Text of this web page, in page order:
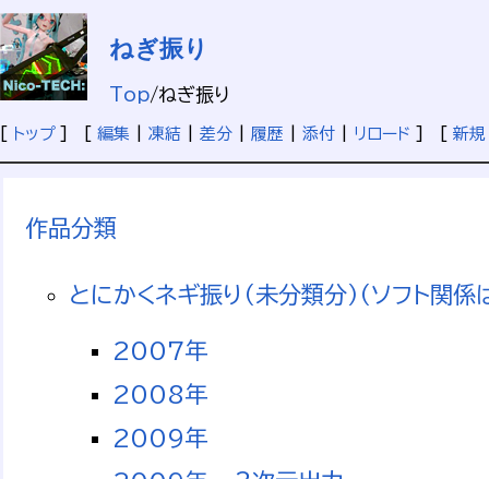
ねぎ振り
Top/ねぎ振り
トップ] [ 編集 凍結 差分 履歴 添付 リロード 新規
作品分類
とにかくネギ振り（未分類分）（ソフト関
2007年
2008年
2009年